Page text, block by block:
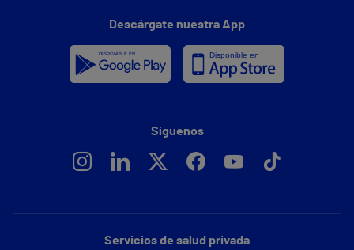
Servicios de salud privada
Descárgate nuestra App
Síguenos